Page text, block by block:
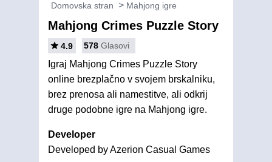
Domovska stran Mahjong igre
Mahjong Crimes Puzzle Story
4.9 578 Glasovi
Igraj Mahjong Crimes Puzzle Story
online brezplačno v svojem brskalniku,
brez prenosa ali namestitve, ali odkrij
druge podobne igre na Mahjong igre.
Developer
Developed by Azerion Casual Games